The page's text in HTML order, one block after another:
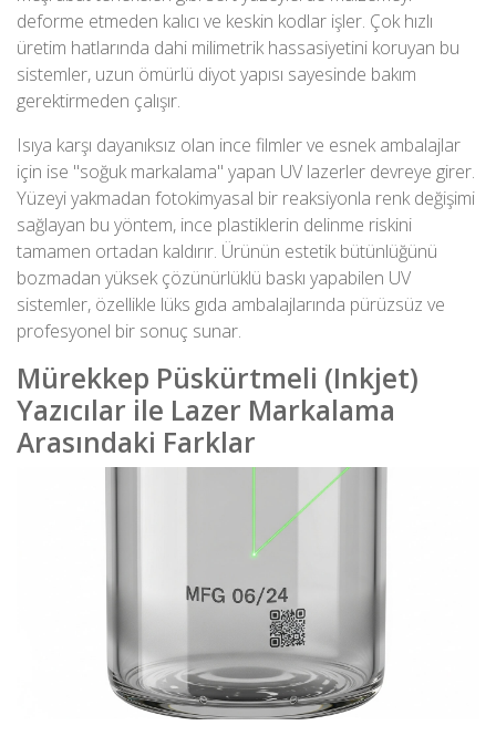
deforme etmeden kalıcı ve keskin kodlar işler. Çok hızlı
üretim hatlarında dahi milimetrik hassasiyetini koruyan bu
sistemler, uzun ömürlü diyot yapısı sayesinde bakım
gerektirmeden çalışır.
Isıya karşı dayanıksız olan ince filmler ve esnek ambalajlar
için ise "soğuk markalama" yapan UV lazerler devreye girer.
Yüzeyi yakmadan fotokimyasal bir reaksiyonla renk değişimi
sağlayan bu yöntem, ince plastiklerin delinme riskini
tamamen ortadan kaldırır. Ürünün estetik bütünlüğünü
bozmadan yüksek çözünürlüklü baskı yapabilen UV
sistemler, özellikle lüks gıda ambalajlarında pürüzsüz ve
profesyonel bir sonuç sunar.
Mürekkep Püskürtmeli (Inkjet)
Yazıcılar ile Lazer Markalama
Arasındaki Farklar